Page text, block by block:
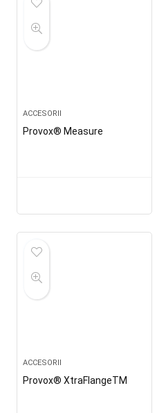
ACCESORII
Provox® Measure
ACCESORII
Provox® XtraFlangeTM